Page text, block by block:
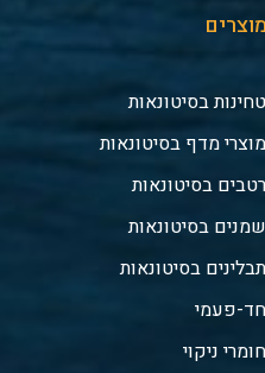
טחינות בסיטונאות
מוצרי מדף בסיטונאות
רטבים בסיטונאות
שמנים בסיטונאות
תבלינים בסיטונאות
חד-פעמי
חומרי ניקוי